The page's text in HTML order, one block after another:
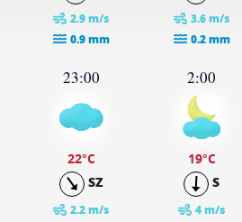
2.9 m/s
0.9 mm
3.6 m/s
0.2 mm
23:00
22°C
SZ
2.2 m/s
2:00
19°C
S
4 m/s